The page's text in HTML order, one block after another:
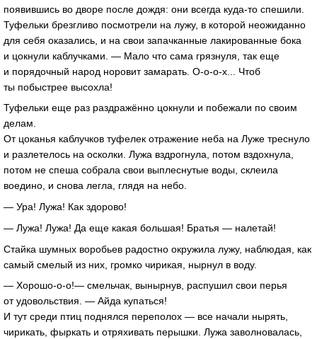
появившись во дворе после дождя: они всегда куда-то спешили.
Туфельки брезгливо посмотрели на лужу, в которой неожиданно
для себя оказались, и на свои запачканные лакированные бока
и цокнули каблучками. — Мало что сама грязнуля, так еще
и порядочный народ норовит замарать. О-о-о-х... Чтоб
ты побыстрее высохла!
Туфельки еще раз раздражённо цокнули и побежали по своим
делам.
От цоканья каблучков туфелек отражение неба на Луже треснуло
и разлетелось на осколки. Лужа вздрогнула, потом вздохнула,
потом не спеша собрала свои выплеснутые воды, склеила
воедино, и снова легла, глядя на небо.
— Ура! Лужа! Как здорово!
— Лужа! Лужа! Да еще какая большая! Братья — налетай!
Стайка шумных воробьев радостно окружила лужу, наблюдая, как
самый смелый из них, громко чирикая, нырнул в воду.
— Хорошо-о-о!— смельчак, вынырнув, распушил свои перья
от удовольствия. — Айда купаться!
И тут среди птиц поднялся переполох — все начали нырять,
чирикать, фыркать и отряхивать перышки. Лужа заволновалась,